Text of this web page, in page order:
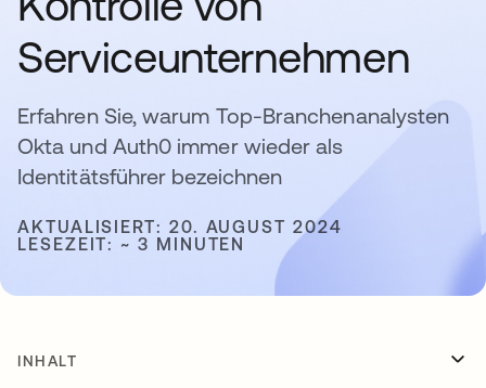
Serviceunternehmen
Erfahren Sie, warum Top-Branchenanalysten
Okta und Auth0 immer wieder als
Identitätsführer bezeichnen
AKTUALISIERT: 20. AUGUST 2024
LESEZEIT: ~ 3 MINUTEN
INHALT